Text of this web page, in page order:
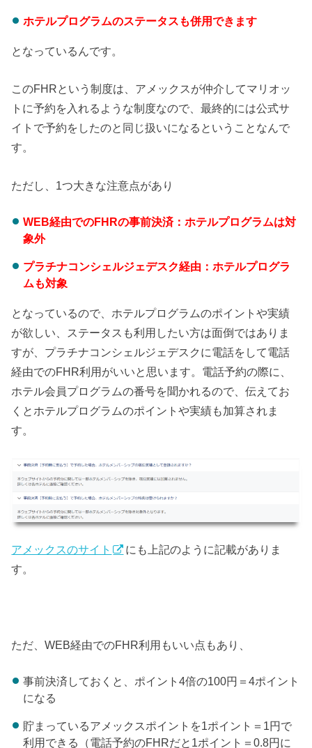
ホテルプログラムのステータスも併用できます
となっているんです。
このFHRという制度は、アメックスが仲介してマリオッ
トに予約を入れるような制度なので、最終的には公式サ
イトで予約をしたのと同じ扱いになるということなんで
す。
ただし、1つ大きな注意点があり
WEB経由でのFHRの事前決済：ホテルプログラムは対
象外
プラチナコンシェルジェデスク経由：ホテルプログラ
ムも対象
となっているので、ホテルプログラムのポイントや実績
が欲しい、ステータスも利用したい方は面倒ではありま
すが、プラチナコンシェルジェデスクに電話をして電話
経由でのFHR利用がいいと思います。電話予約の際に、
ホテル会員プログラムの番号を聞かれるので、伝えてお
くとホテルプログラムのポイントや実績も加算されま
す。
アメックスのサイト
にも上記のように記載がありま
す。
ただ、WEB経由でのFHR利用もいい点もあり、
事前決済しておくと、ポイント4倍の100円＝4ポイント
になる
貯まっているアメックスポイントを1ポイント＝1円で
利用できる（電話予約のFHRだと1ポイント＝0.8円に